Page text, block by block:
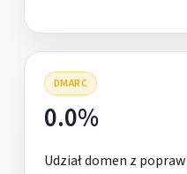
DMARC
0.0%
Udział domen z